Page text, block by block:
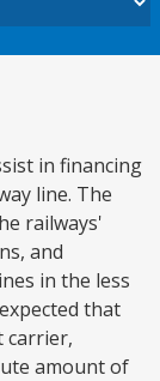
in financing
line. The
railways'
and
in the less
that
carrier,
amount of